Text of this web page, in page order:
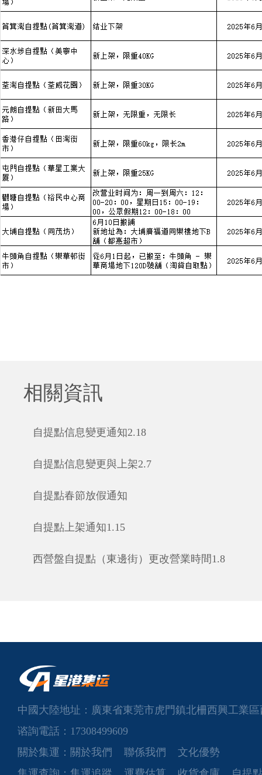
相關資訊
自提點信息變更通知2.18
自提點信息變更與上架2.7
自提點春節放假通知
自提點上架通知1.15
西營盤自提點（東邊街）更改營業時間1.8
中國大陸地址：廣東省東莞市虎門鎮北柵西興工業
谘詢電話：17308499609
關於集運： 關於我們 聯係我們
文化優勢